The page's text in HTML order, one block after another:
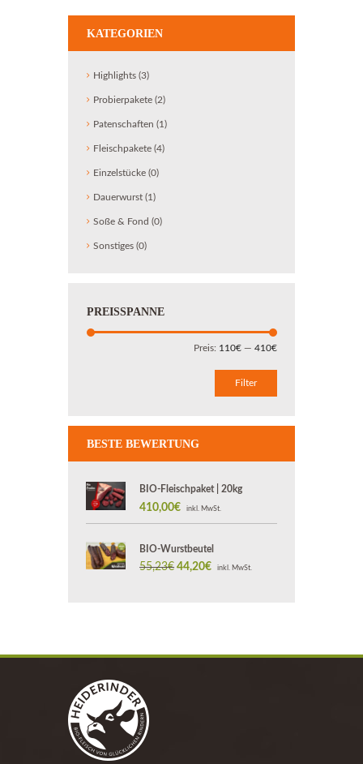
KATEGORIEN
Highlights (3)
Probierpakete (2)
Patenschaften (1)
Fleischpakete (4)
Einzelstücke (0)
Dauerwurst (1)
Soße & Fond (0)
Sonstiges (0)
PREISSPANNE
Min.
Max.
Filter
Preis: 110€ —410€
BESTE BEWERTUNG
BIO-Fleischpaket | 20kg
410,00€ inkl. MwSt.
BIO-Wurstbeutel
55,23€ Ursprünglicher
44,20€ Aktueller
inkl. MwSt.